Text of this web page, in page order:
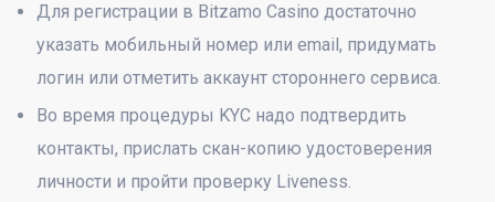
Для регистрации в Bitzamo Casino достаточно
указать мобильный номер или email, придумать
логин или отметить аккаунт стороннего сервиса.
Во время процедуры KYC надо подтвердить
контакты, прислать скан-копию удостоверения
личности и пройти проверку Liveness.